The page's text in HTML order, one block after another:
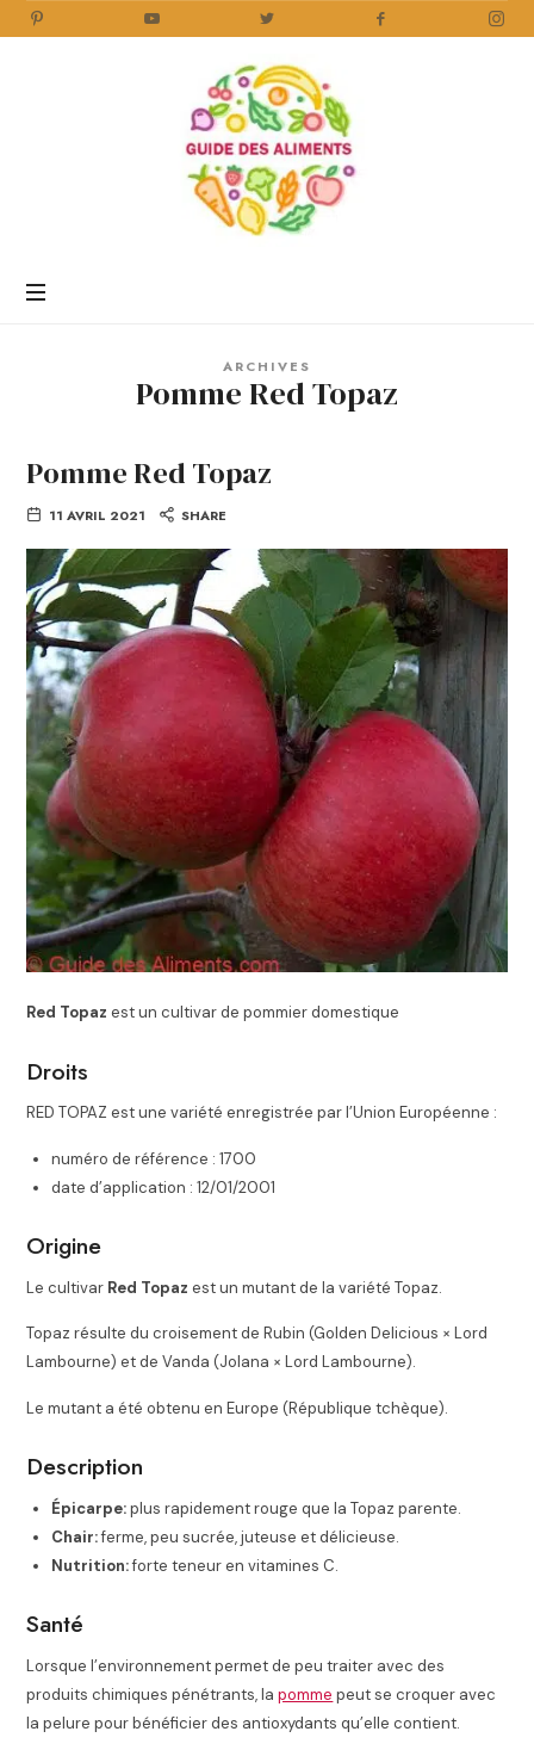
Aliments
ARCHIVES
Pomme Red Topaz
Pomme Red Topaz
11 AVRIL 2021 SHARE
Red Topaz est un cultivar de pommier domestique
Droits
RED TOPAZ est une variété enregistrée par l’Union Européenne :
numéro de référence : 1700
date d’application : 12/01/2001
Origine
Le cultivar Red Topaz est un mutant de la variété Topaz.
Topaz résulte du croisement de Rubin (Golden Delicious × Lord
Lambourne) et de Vanda (Jolana × Lord Lambourne).
Le mutant a été obtenu en Europe (République tchèque).
Description
Épicarpe:plus rapidement rouge que la Topaz parente.
Chair:ferme, peu sucrée, juteuse et délicieuse.
Nutrition:forte teneur en vitamines C.
Santé
Lorsque l’environnement permet de peu traiter avec des
produits chimiques pénétrants, lapomme peut se croquer avec
la pelure pour bénéficier des antioxydants qu’elle contient.